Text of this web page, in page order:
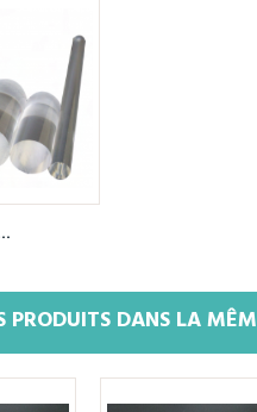
PRODUITS DANS LA